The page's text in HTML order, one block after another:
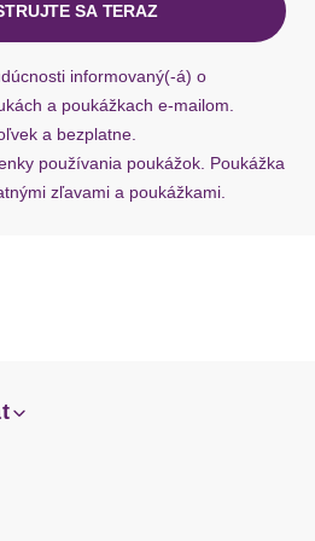
SA TERAZ
informovaný(-á) o
a poukážkach e-mailom.
a bezplatne.
používania poukážok. Poukážka
zľavami a poukážkami.